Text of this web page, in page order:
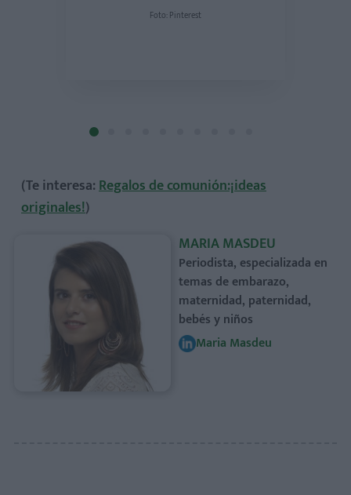
Foto: Pinterest
(Te interesa:Regalos de comunión:¡ideas
originales!)
MARIA MASDEU
Periodista, especializada en
temas de embarazo,
maternidad, paternidad,
bebés y niños
Maria Masdeu